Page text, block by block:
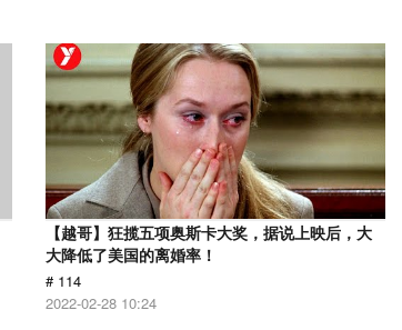
【越哥】狂揽五项奥斯卡大奖，据说上映后，大
大降低了美国的离婚率！
# 114
2022-02-28 10:24